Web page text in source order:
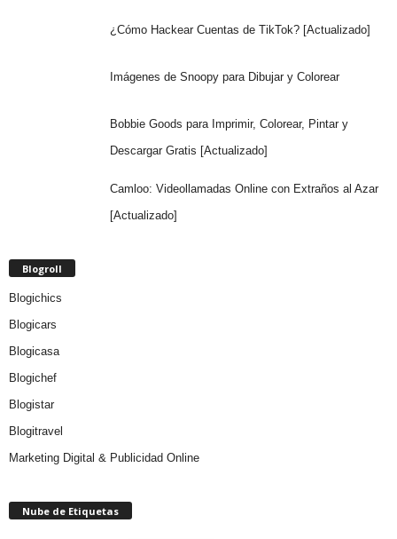
¿Cómo Hackear Cuentas de TikTok? [Actualizado]
Imágenes de Snoopy para Dibujar y Colorear
Bobbie Goods para Imprimir, Colorear, Pintar y
Descargar Gratis [Actualizado]
Camloo: Videollamadas Online con Extraños al Azar
[Actualizado]
Blogroll
Blogichics
Blogicars
Blogicasa
Blogichef
Blogistar
Blogitravel
Marketing Digital & Publicidad Online
Nube de Etiquetas